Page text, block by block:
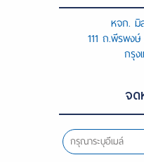
หจก. มิ
111 ถ.พีรพง
กรุง
จด